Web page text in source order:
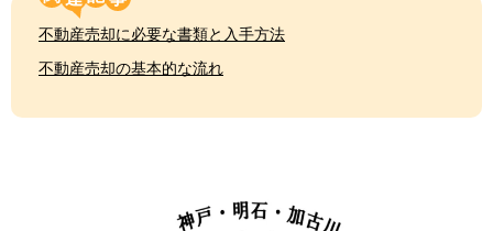
不動産売却に必要な書類と入手方法
不動産売却の基本的な流れ